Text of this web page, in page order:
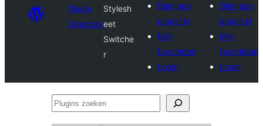
Plugin
Directory
Stylesh
eet
Switche
r
Dien een
plugin in
Mijn
favorieten
Login
Dien een
plugin in
Mijn
favorieten
Login
Plugins